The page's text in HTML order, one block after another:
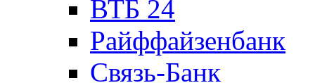
ВТБ 24
Райффайзенбанк
Связь-Банк